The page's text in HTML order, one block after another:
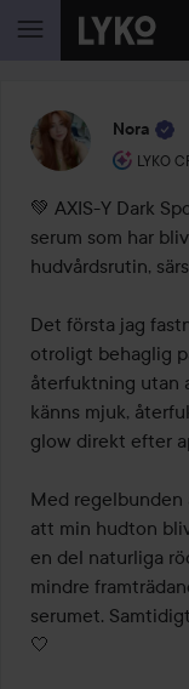
HOPPA TILL
Nora
LYKO
💚 AXIS-Y Dark
serum som har
hudvårdsrutin,
Det första jag
otroligt behaglig
återfuktning utan
känns mjuk,
glow direkt efter
Med regelbunden
att min hudton
en del naturliga
mindre
serumet.
🤍